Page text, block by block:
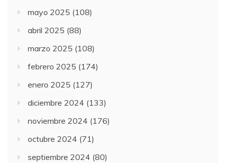
mayo 2025 (108)
abril 2025 (88)
marzo 2025 (108)
febrero 2025 (174)
enero 2025 (127)
diciembre 2024 (133)
noviembre 2024 (176)
octubre 2024 (71)
septiembre 2024 (80)